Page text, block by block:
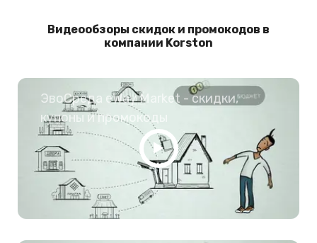
Видеообзоры скидок и промокодов в
компании Korston
ЭвоСреда eWay Market - скидки,
купоны и промокоды